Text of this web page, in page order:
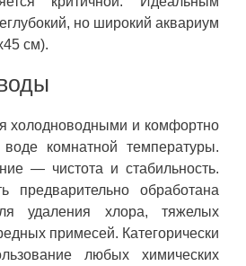
но широкий аквариум
см).
холодноводными и комфортно
комнатной температуры.
— чистота и стабильность.
предварительно обработана
удаления хлора, тяжелых
примесей. Категорически
любых химических